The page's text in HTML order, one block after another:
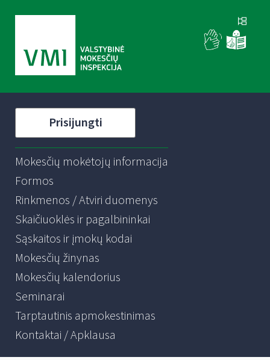
Prisijungti
Mokesčių mokėtojų informacija
Formos
Rinkmenos / Atviri duomenys
Skaičiuoklės ir pagalbininkai
Sąskaitos ir įmokų kodai
Mokesčių žinynas
Mokesčių kalendorius
Seminarai
Tarptautinis apmokestinimas
Kontaktai / Apklausa